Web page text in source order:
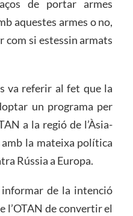
de portar armes
aquestes armes o no,
com si estessin armats
va referir al fet que la
un programa per
a la regió de l’Àsia-
la mateixa política
Rússia a Europa.
de la intenció
l’OTAN de convertir el